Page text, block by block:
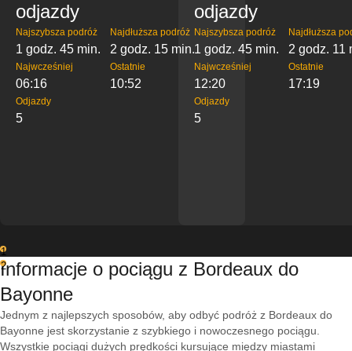
odjazdy
Najszybsza podróż
1 godz. 45 min.
Najdłuższa podróż
2 godz. 15 min.
Najwcześniej
06:16
Ostatnie
10:52
Odjazdy
5
odjazdy
Najszybsza podróż
1 godz. 45 min.
Najdłuższa
2 godz. 11
Najwcześniej
12:20
Ostatnie
17:19
Odjazdy
5
1
2
Informacje o pociągu z Bordeaux do
Bayonne
Jednym z najlepszych sposobów, aby odbyć podróż z Bordeaux do
Bayonne jest skorzystanie z szybkiego i nowoczesnego pociągu.
Wszystkie pociągi dużych prędkości kursujące między miastami